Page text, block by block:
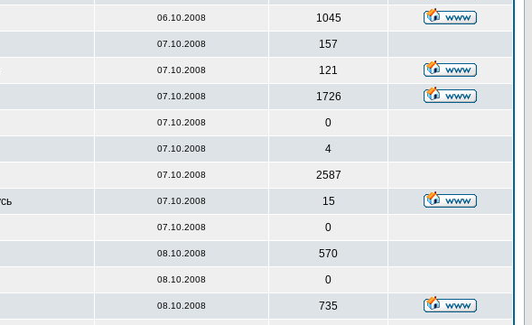
06.10.2008 1045
07.10.2008 157
07.10.2008 121
07.10.2008 1726
07.10.2008 0
07.10.2008 4
07.10.2008 2587
07.10.2008 15
07.10.2008 0
08.10.2008 570
08.10.2008 0
08.10.2008 735